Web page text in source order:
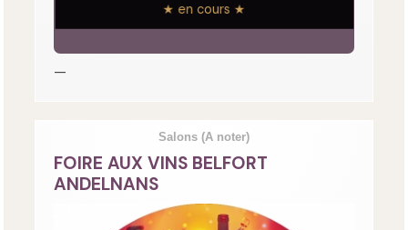
★ en cours ★
—
Salons (A noter)
FOIRE AUX VINS BELFORT
ANDELNANS